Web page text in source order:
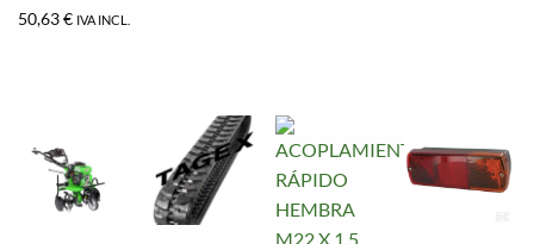
50,63€ IVA INCL.